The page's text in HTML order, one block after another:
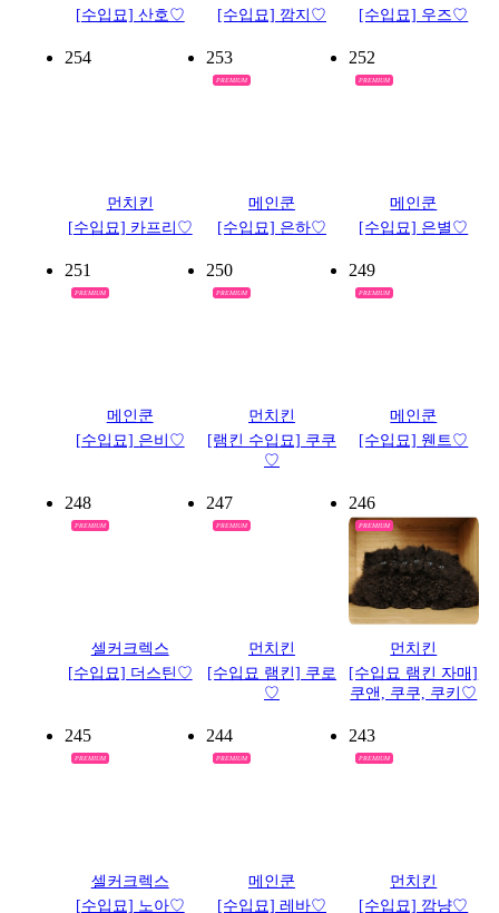
[수입묘] 산호♡
[수입묘] 깜지♡
[수입묘] 우즈♡
254
먼치킨
[수입묘] 카프리♡
253
PREMIUM
메인쿤
[수입묘] 은하♡
252
PREMIUM
메인쿤
[수입묘] 은별♡
251
PREMIUM
메인쿤
[수입묘] 은비♡
250
PREMIUM
먼치킨
[램킨 수입묘] 쿠쿠
♡
249
PREMIUM
메인쿤
[수입묘] 웬트♡
248
PREMIUM
셀커크렉스
[수입묘] 더스틴♡
247
PREMIUM
먼치킨
[수입묘 램킨] 쿠로
♡
246
PREMIUM
먼치킨
[수입묘 램킨 자매]
쿠앤, 쿠쿠, 쿠키♡
245
PREMIUM
셀커크렉스
[수입묘] 노아♡
244
PREMIUM
메인쿤
[수입묘] 레바♡
243
PREMIUM
먼치킨
[수입묘] 깜냥♡